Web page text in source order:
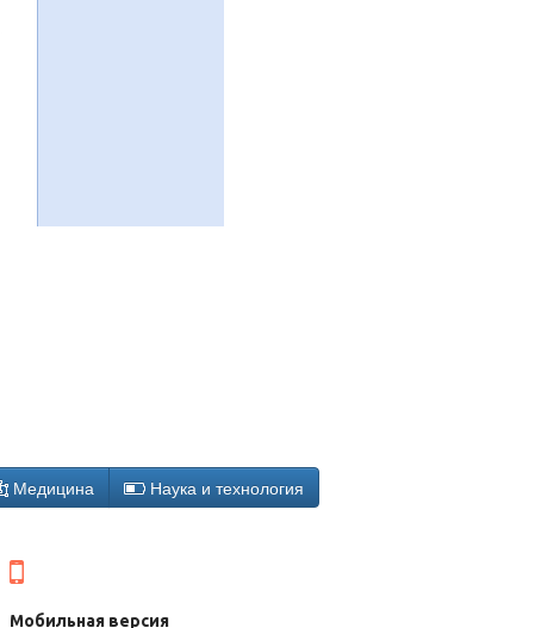
Медицина Наука и технология
Мобильная версия